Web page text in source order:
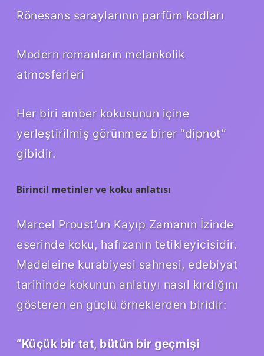
Rönesans saraylarının parfüm kodları
Modern romanların melankolik
atmosferleri
Her biri amber kokusunun içine
yerleştirilmiş görünmez birer “dipnot”
gibidir.
Birincil metinler ve koku anlatısı
Marcel Proust’un Kayıp Zamanın İzinde
eserinde koku, hafızanın tetikleyicisidir.
Madeleine kurabiyesi sahnesi, edebiyat
tarihinde kokunun anlatıyı nasıl kırdığını
gösteren en güçlü örneklerden biridir:
“Küçük bir tat, bütün bir geçmişi